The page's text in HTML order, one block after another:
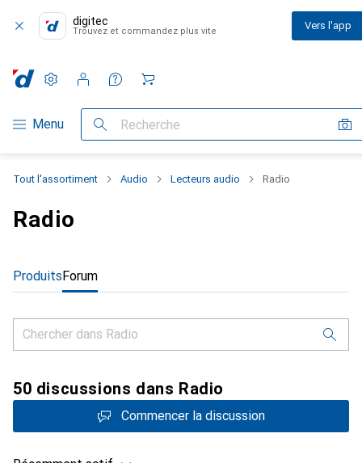
digitec
Trouvez et commandez plus vite Vers l'app
Navigation par catégorie
Menu Recherche
Paramètres
Compte client
Listes de comparaison
Listes d'envies
Panier
Tout l'assortiment Audio Lecteurs audio Radio
Radio
ProduitsForum
50 discussions dans Radio
Commencer la discussion